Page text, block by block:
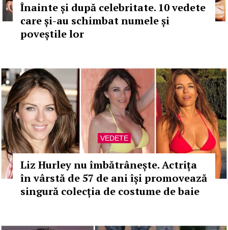
Înainte și după celebritate. 10 vedete
care și-au schimbat numele și
poveștile lor
VEDETE
Liz Hurley nu îmbătrânește. Actrița
în vârstă de 57 de ani își promovează
singură colecția de costume de baie